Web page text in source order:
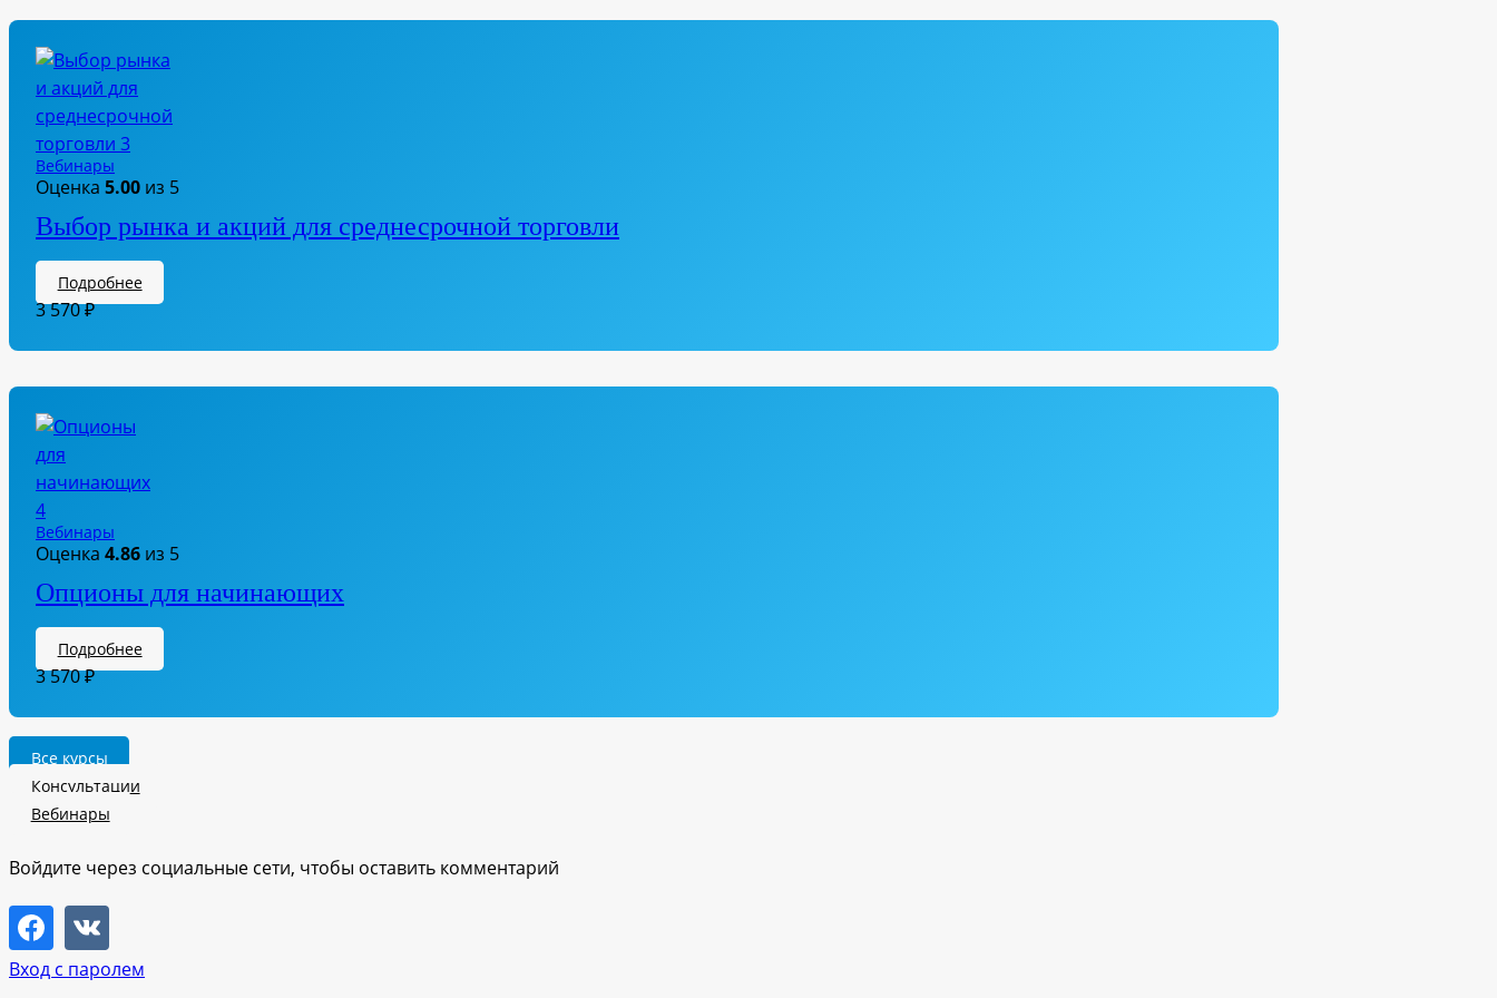
Вебинары
Оценка 5.00 из 5
Выбор рынка и акций для среднесрочной торговли
Подробнее
3 570₽
Вебинары
Оценка 4.86 из 5
Опционы для начинающих
Подробнее
3 570₽
Все курсы
Консультации
Вебинары
Войдите через социальные сети, чтобы оставить комментарий
Вход с паролем